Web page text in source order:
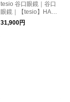
tesio 谷口眼鏡｜谷口
眼鏡｜【tesio】HARE
サングラス
31,900円